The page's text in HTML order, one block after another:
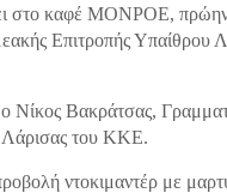
στο καφέ ΜΟΝΡΟΕ, πρώην
Επιτροπής Υπαίθρου
ο Νίκος Βακράτσας,
Λάρισας του ΚΚΕ.
ντοκιμαντέρ με